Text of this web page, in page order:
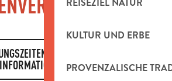
KULTUR UND ERBE
PROVENZALISCHE
KONTAKTE,
INFORMATIONEN...